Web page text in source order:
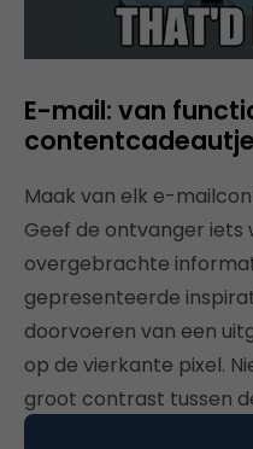
E-mail: van
contentcadeautje
Maak van elk e-
Geef de ontvanger iets
overgebrachte
gepresenteerde
doorvoeren van een
op de vierkante pixel.
groot contrast tussen
website en de soms